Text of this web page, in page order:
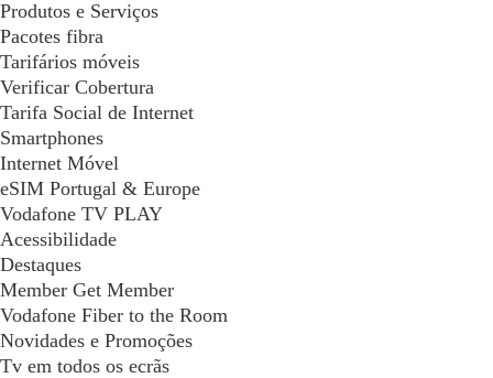
Produtos e Serviços
Pacotes fibra
Tarifários móveis
Verificar Cobertura
Tarifa Social de Internet
Smartphones
Internet Móvel
eSIM Portugal & Europe
Vodafone TV PLAY
Acessibilidade
Destaques
Member Get Member
Vodafone Fiber to the Room
Novidades e Promoções
Tv em todos os ecrãs